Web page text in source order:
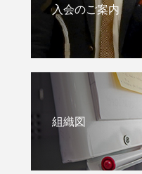
入会のご案内
組織図